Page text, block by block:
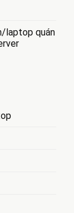
laptop quán